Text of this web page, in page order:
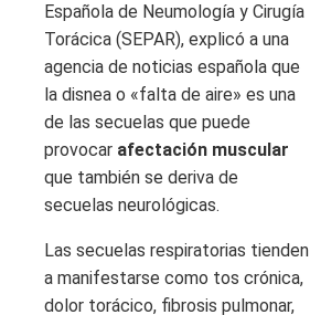
Española de Neumología y Cirugía
Torácica (SEPAR), explicó a una
agencia de noticias española que
la disnea o «falta de aire» es una
de las secuelas que puede
provocar afectación muscular
que también se deriva de
secuelas neurológicas.
Las secuelas respiratorias tienden
a manifestarse como tos crónica,
dolor torácico, fibrosis pulmonar,